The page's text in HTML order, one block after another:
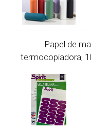
Papel de
termocopiadora,